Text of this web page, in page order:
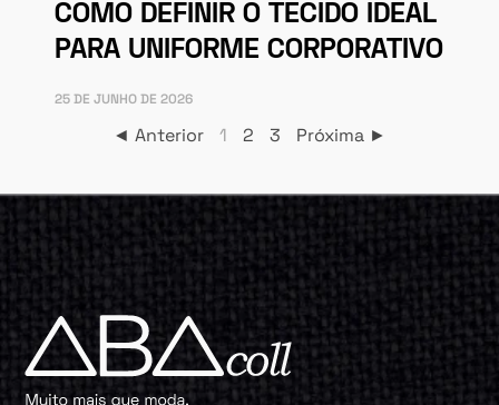
COMO DEFINIR O TECIDO IDEAL
PARA UNIFORME CORPORATIVO
25 DE JUNHO DE 2026
◄ Anterior 1 2 3 Próxima ►